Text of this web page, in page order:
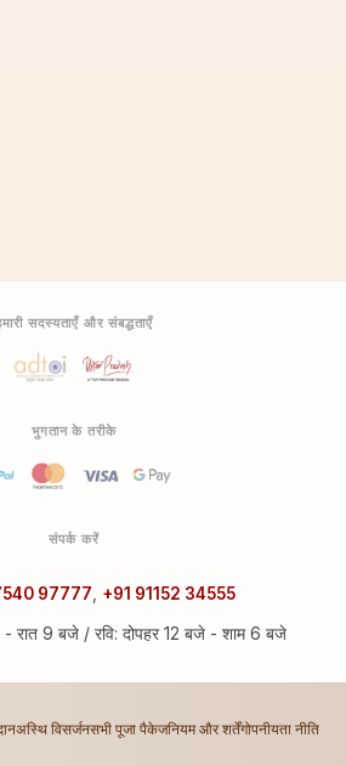
सदस्यताएँ और संबद्धताएँ
भुगतान के तरीके
संपर्क करें
97777 +91 91152 34555
रात 9 बजे / रवि: दोपहर 12 बजे - शाम 6 बजे
अस्थि विसर्जनसभी पूजा पैकेजनियम और शर्तेंगोपनीयता नीति